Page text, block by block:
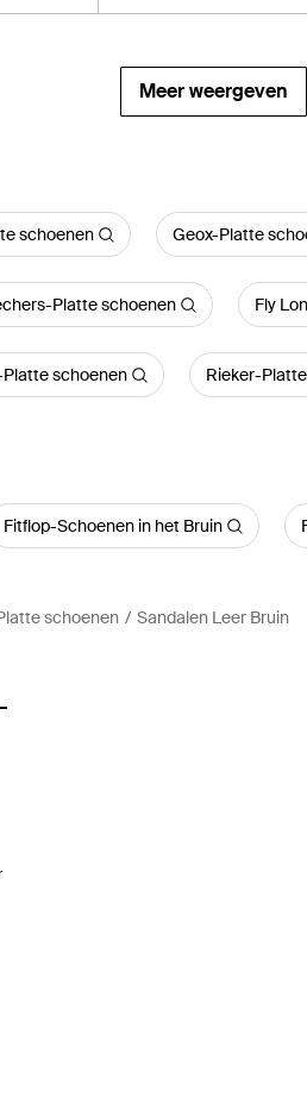
Meer weergeven
schoenen Geox-Platte
Platte schoenen Fly
Platte schoenen Rieker-
Fitflop-Schoenen in het Bruin
schoenen Sandalen Leer Bruin